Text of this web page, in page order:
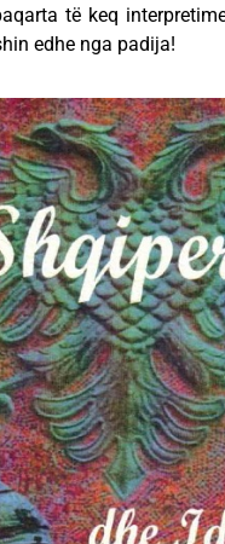
të keq
edhe nga padija!